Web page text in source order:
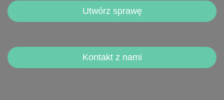
Utwórz sprawę
Kontakt z nami